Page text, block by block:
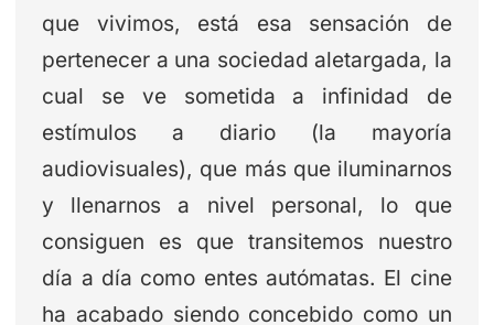
que vivimos, está esa sensación de
pertenecer a una sociedad aletargada, la
cual se ve sometida a infinidad de
estímulos a diario (la mayoría
audiovisuales), que más que iluminarnos
y llenarnos a nivel personal, lo que
consiguen es que transitemos nuestro
día a día como entes autómatas. El cine
ha acabado siendo concebido como un